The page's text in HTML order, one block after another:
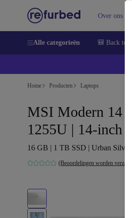
Over ons
Alle categorieën 🎒 Back to
Home Producten Laptops
MSI Modern 14
1255U | 14-inch
16 GB | 1 TB SSD | Urban
(Beoordelingen worden